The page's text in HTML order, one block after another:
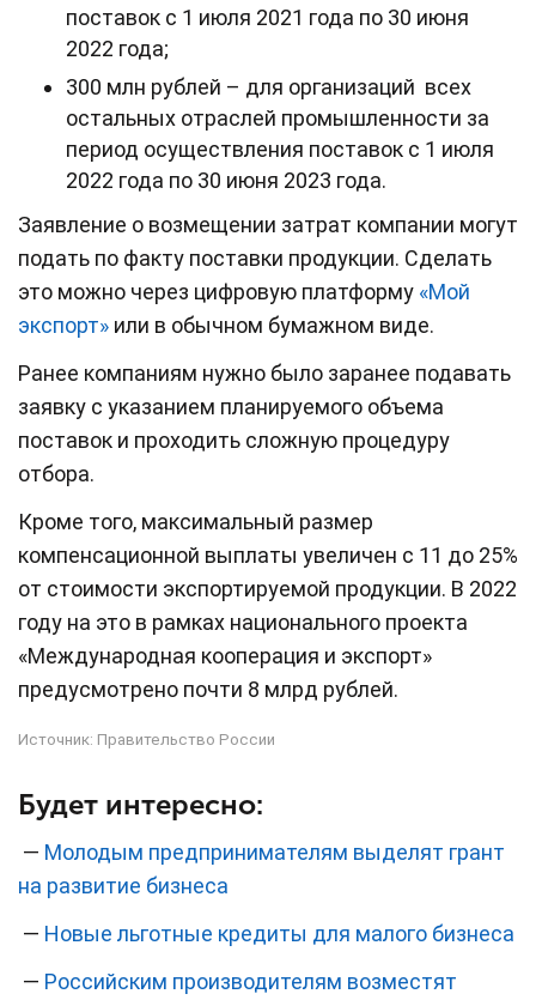
поставок с 1 июля 2021 года по 30 июня
2022 года;
300 млн рублей – для организаций всех
остальных отраслей промышленности за
период осуществления поставок с 1 июля
2022 года по 30 июня 2023 года.
Заявление о возмещении затрат компании могут
подать по факту поставки продукции. Сделать
это можно через цифровую платформу «Мой
экспорт» или в обычном бумажном виде.
Ранее компаниям нужно было заранее подавать
заявку с указанием планируемого объема
поставок и проходить сложную процедуру
отбора.
Кроме того, максимальный размер
компенсационной выплаты увеличен с 11 до 25%
от стоимости экспортируемой продукции. В 2022
году на это в рамках национального проекта
«Международная кооперация и экспорт»
предусмотрено почти 8 млрд рублей.
Источник: Правительство России
Будет интересно:
— Молодым предпринимателям выделят грант
на развитие бизнеса
— Новые льготные кредиты для малого бизнеса
— Российским производителям возместят